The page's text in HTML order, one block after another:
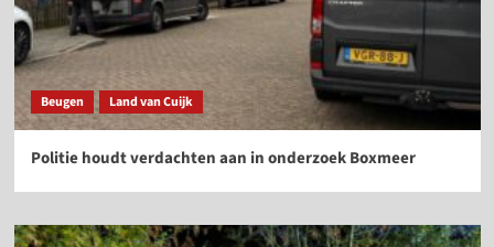
Beugen Land van Cuijk
Politie houdt verdachten aan in onderzoek Boxmeer